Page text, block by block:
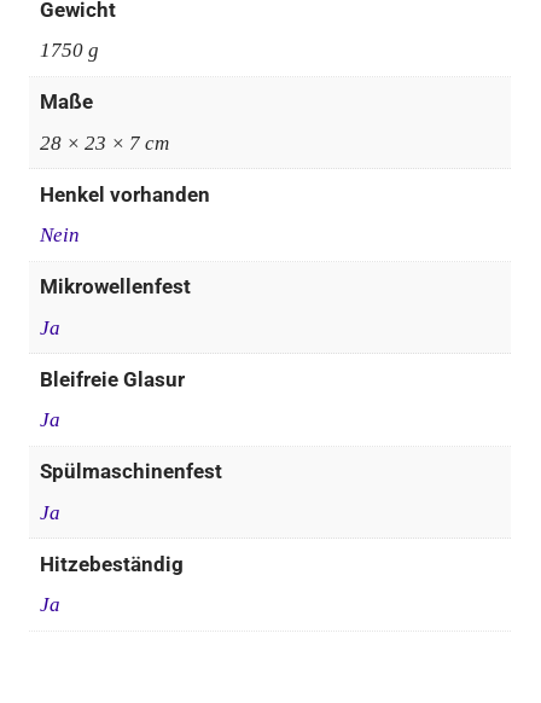
Gewicht
1750 g
Maße
28 × 23 × 7 cm
Henkel vorhanden
Nein
Mikrowellenfest
Ja
Bleifreie Glasur
Ja
Spülmaschinenfest
Ja
Hitzebeständig
Ja